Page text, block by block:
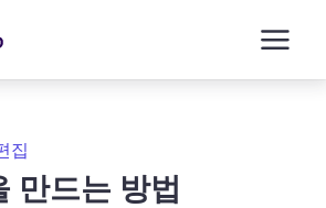
집
만드는 방법